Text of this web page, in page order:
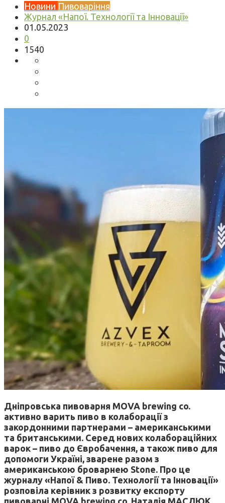
Новини Пивоваріння
Журнал «Напої. Технології та Інновації»
01.05.2023
0
1540
Дніпровська пивоварня MOVA brewing co.
активно варить пиво в колаборації з
закордонними партнерами – американськими
та британськими. Серед нових колабораційних
варок – пиво до Євробачення, а також пиво для
допомоги Україні, зварене разом з
американською броварнею Stone. Про це
журналу «Напої & Пиво. Технології та Інновації»
розповіла керівник з розвитку експорту
пивоварні MOVA brewing co. Наталія МАСЛЮК.